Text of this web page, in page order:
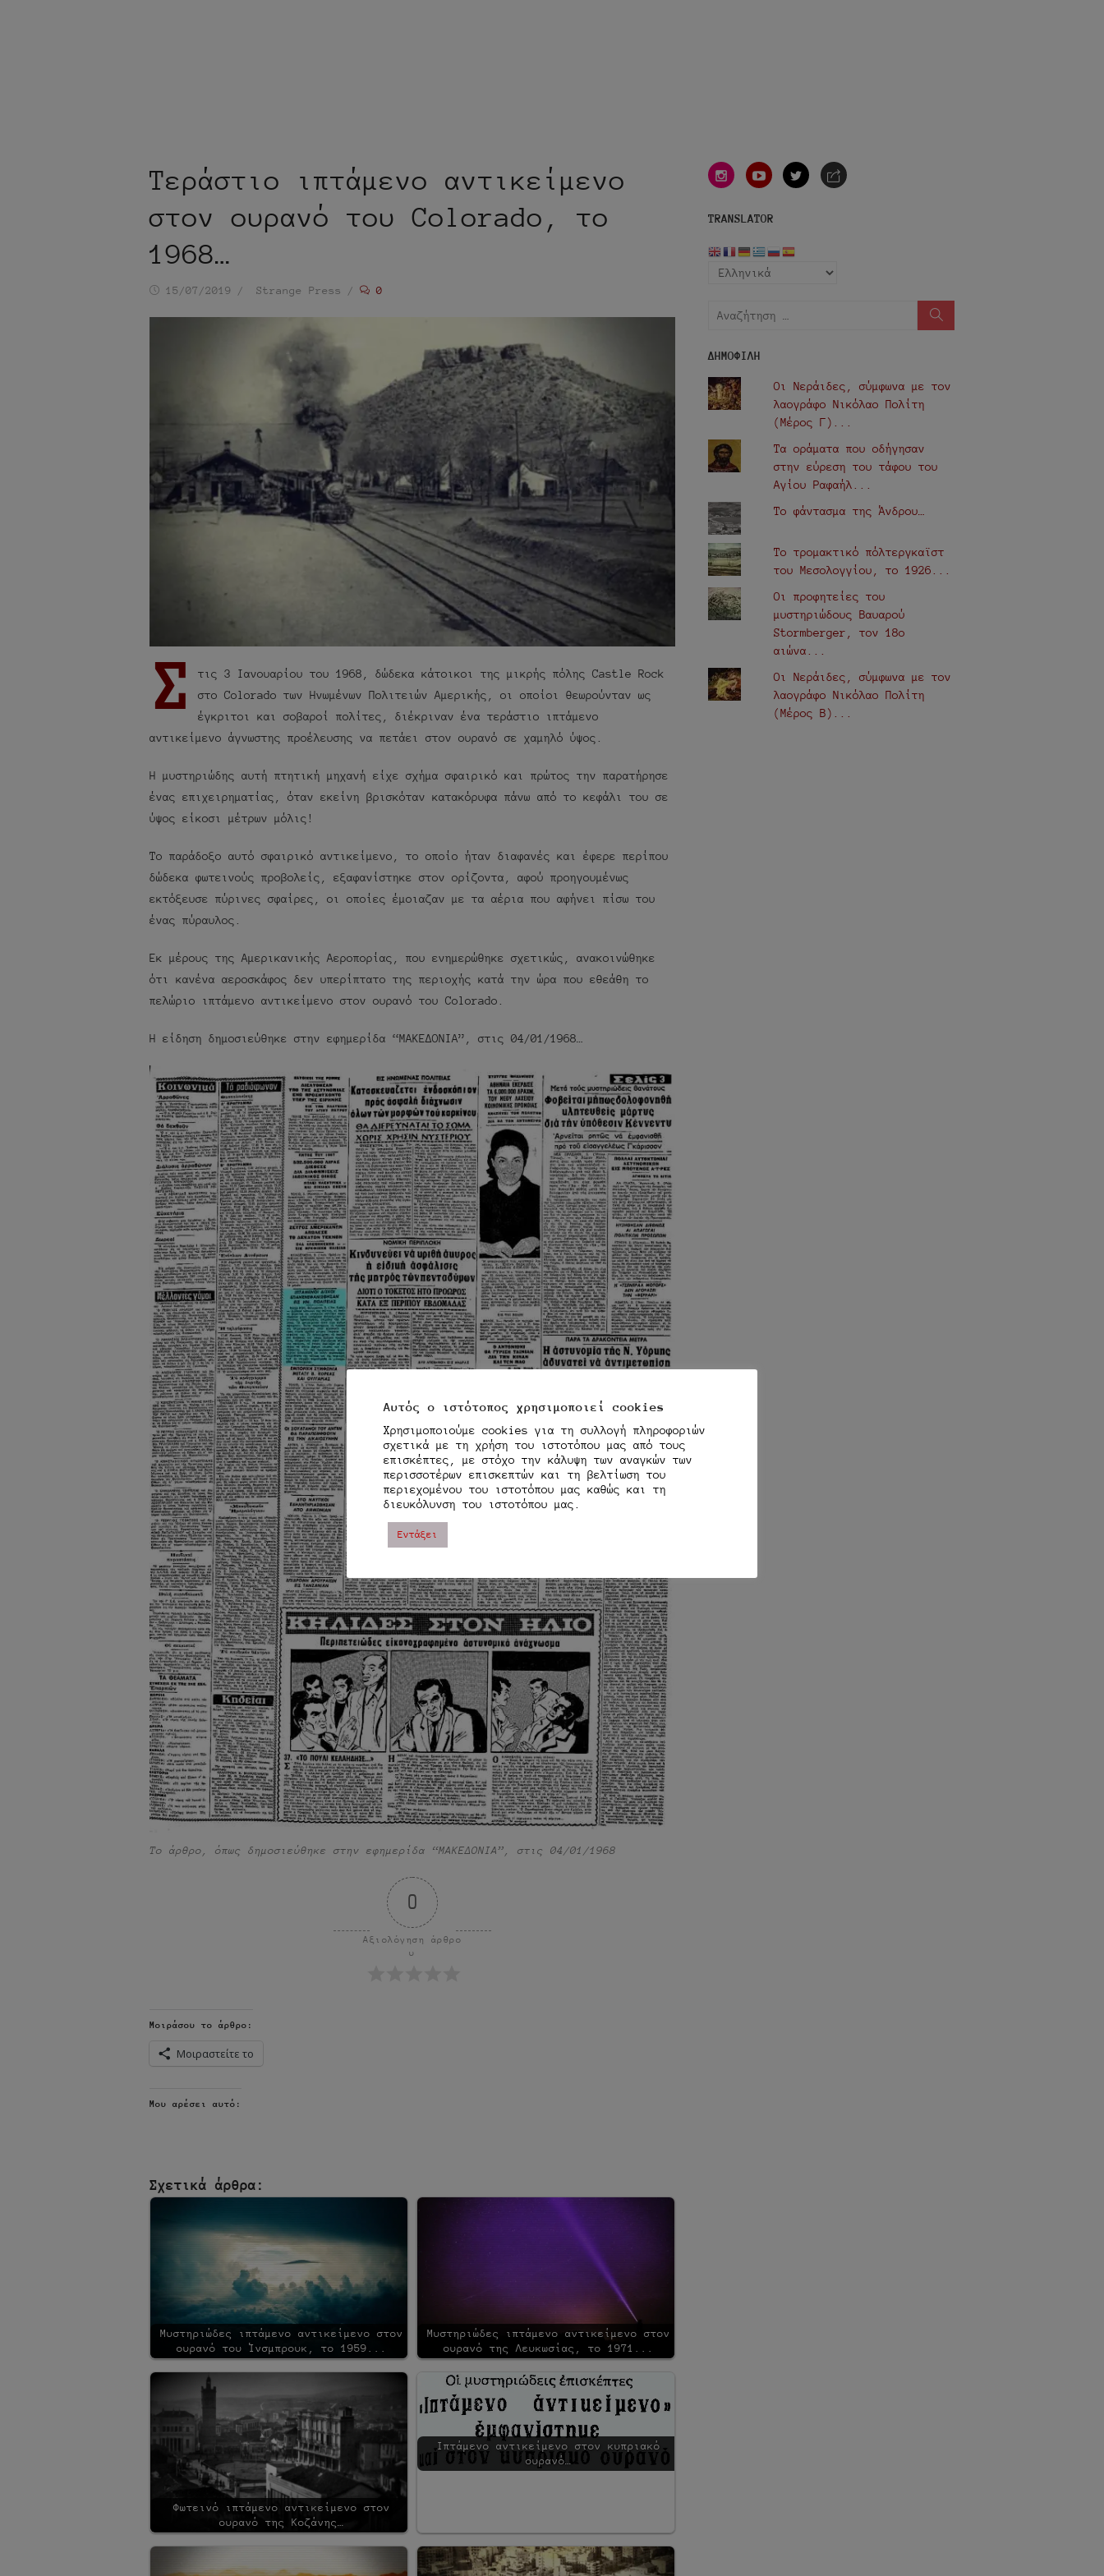
Τεράστιο ιπτάμενο αντικείμενο
στον ουρανό του Colorado, το
1968…
Ημ/15/07/2019 Συντάκτης
Strange Press 0
Σ
τις 3 Ιανουαρίου του 1968, δώδεκα κάτοικοι της μικρής πόλης Castle Rock
στο Colorado των Ηνωμένων Πολιτειών Αμερικής, οι οποίοι θεωρούνταν ως
έγκριτοι και σοβαροί πολίτες, διέκριναν ένα τεράστιο ιπτάμενο
αντικείμενο άγνωστης προέλευσης να πετάει στον ουρανό σε χαμηλό ύψος.
Η μυστηριώδης αυτή πτητική μηχανή είχε σχήμα σφαιρικό και πρώτος την παρατήρησε
ένας επιχειρηματίας, όταν εκείνη βρισκόταν κατακόρυφα πάνω από το κεφάλι του σε
ύψος είκοσι μέτρων μόλις!
Το παράδοξο αυτό σφαιρικό αντικείμενο, το οποίο ήταν διαφανές και έφερε περίπου
δώδεκα φωτεινούς προβολείς, εξαφανίστηκε στον ορίζοντα, αφού προηγουμένως
εκτόξευσε πύρινες σφαίρες, οι οποίες έμοιαζαν με τα αέρια που αφήνει πίσω του
ένας πύραυλος.
Εκ μέρους της Αμερικανικής Αεροπορίας, που ενημερώθηκε σχετικώς, ανακοινώθηκε
ότι κανένα αεροσκάφος δεν υπερίπτατο της περιοχής κατά την ώρα που εθεάθη το
πελώριο ιπτάμενο αντικείμενο στον ουρανό του Colorado.
Η είδηση δημοσιεύθηκε στην εφημερίδα “ΜΑΚΕΔΟΝΙΑ”, στις 04/01/1968…
Το άρθρο, όπως δημοσιεύθηκε στην εφημερίδα “ΜΑΚΕΔΟΝΙΑ”, στις 04/01/1968
0
Αξιολόγηση άρθρο
υ
Μοιράσου το άρθρο:
Μοιραστείτε το
Μου αρέσει αυτό:
Σχετικά άρθρα:
Μυστηριώδες ιπτάμενο αντικείμενο στον
ουρανό του Ίνσμπρουκ, το 1959...
Μυστηριώδες ιπτάμενο αντικείμενο στον
ουρανό της Λευκωσίας, το 1971...
Φωτεινό ιπτάμενο αντικείμενο στον
ουρανό της Κοζάνης…
Ιπτάμενο αντικείμενο στον κυπριακό
ουρανό…
instagramyoutube twittere-
TRANSLATOR
Αναζήτηση
ΔΗΜΟΦΙΛΗ
Οι Νεράιδες, σύμφωνα με τον
λαογράφο Νικόλαο Πολίτη
(Μέρος Γ)...
Τα οράματα που οδήγησαν
στην εύρεση του τάφου του
Αγίου Ραφαήλ...
Το φάντασμα της Άνδρου…
Το τρομακτικό πόλτεργκαϊστ
του Μεσολογγίου, το 1926...
Οι προφητείες του
μυστηριώδους Βαυαρού
Stormberger, τον 18ο
αιώνα...
Οι Νεράιδες, σύμφωνα με τον
λαογράφο Νικόλαο Πολίτη
(Μέρος Β)...
Αυτός ο ιστότοπος χρησιμοποιεί cookies
Χρησιμοποιούμε cookies για τη συλλογή πληροφοριών
σχετικά με τη χρήση του ιστοτόπου μας από τους
επισκέπτες, με στόχο την κάλυψη των αναγκών των
περισσοτέρων επισκεπτών και τη βελτίωση του
περιεχομένου του ιστοτόπου μας καθώς και τη
διευκόλυνση του ιστοτόπου μας.
Εντάξει